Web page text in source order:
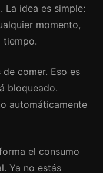
La idea es simple:
momento,
tiempo.
comer. Eso es
bloqueado.
automáticamente
el consumo
Ya no estás